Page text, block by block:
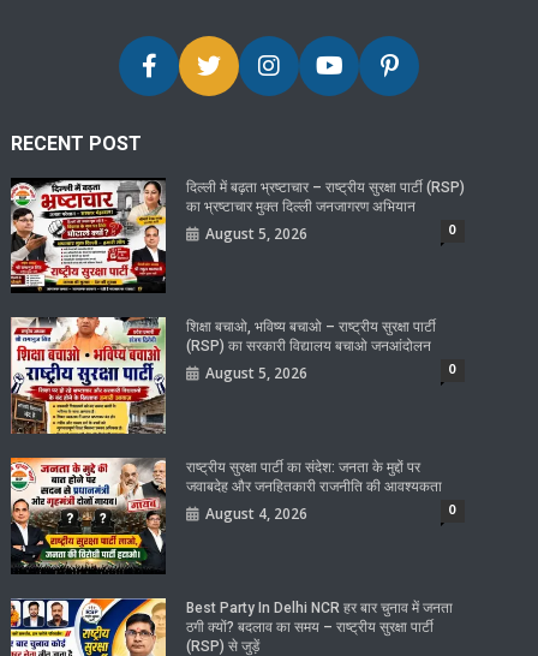
RECENT POST
दिल्ली में बढ़ता भ्रष्टाचार – राष्ट्रीय सुरक्षा पार्टी (RSP)
का भ्रष्टाचार मुक्त दिल्ली जनजागरण अभियान
August 5, 2026 0
शिक्षा बचाओ, भविष्य बचाओ – राष्ट्रीय सुरक्षा पार्टी
(RSP) का सरकारी विद्यालय बचाओ जनआंदोलन
August 5, 2026 0
राष्ट्रीय सुरक्षा पार्टी का संदेश: जनता के मुद्दों पर
जवाबदेह और जनहितकारी राजनीति की आवश्यकता
August 4, 2026 0
Best Party In Delhi NCR हर बार चुनाव में जनता
ठगी क्यों? बदलाव का समय – राष्ट्रीय सुरक्षा पार्टी
(RSP) से जुड़ें